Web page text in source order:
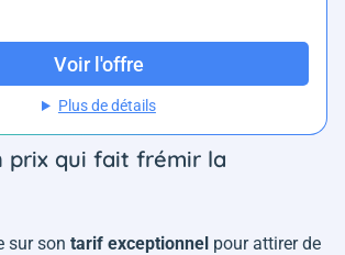
Voir l'offre
Plus de détails
prix qui fait frémir la
sur son tarif exceptionnel pour attirer de